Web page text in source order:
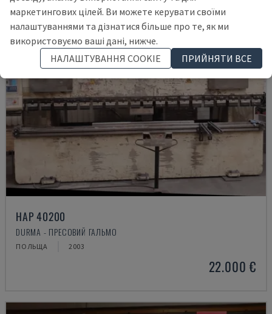
HAP 40200
DURMA - ПРЕСОВИЙ ГАЛЬМО
ПОЛЬЩА 2003
22.000 €
маркетингових цілей. Ви можете керувати своїми
налаштуваннями та дізнатися більше про те, як ми
використовуємо ваші дані, нижче.
НАЛАШТУВАННЯ COOKIE
ПРИЙНЯТИ ВСЕ